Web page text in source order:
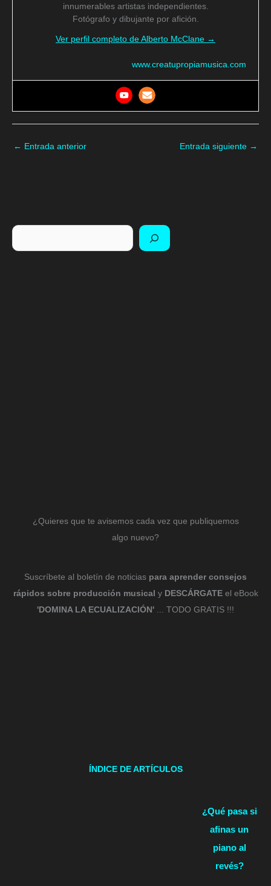
innumerables artistas independientes.
Fotógrafo y dibujante por afición.
Ver perfil completo de Alberto McClane →
www.creatupropiamusica.com
← Entrada anterior Entrada siguiente →
Buscar
¿Quieres que te avisemos cada vez que publiquemos
algo nuevo?
Suscríbete al boletín de noticias para aprender consejos
rápidos sobre producción musical y DESCÁRGATEel eBook
'DOMINA LA ECUALIZACIÓN' ... TODO GRATIS !!!
ÍNDICE DE ARTÍCULOS
¿Qué pasa si
afinas un
piano al
revés?